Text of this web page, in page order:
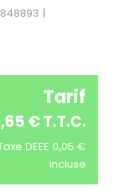
|
Tarif
€ T.T.C.
DEEE 0,05 €
incluse